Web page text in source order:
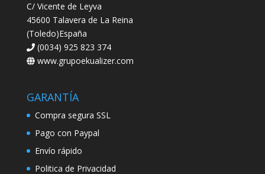
C/ Vicente de Leyva
45600 Talavera de La Reina
(Toledo)España
(0034) 925 823 374
www.grupoekualizer.com
GARANTÍA
Compra segura SSL
Pago con Paypal
Envío rápido
Politica de Privacidad